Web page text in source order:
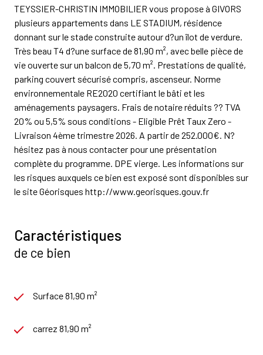
TEYSSIER-CHRISTIN IMMOBILIER vous propose à GIVORS
plusieurs appartements dans LE STADIUM, résidence
donnant sur le stade construite autour d?un îlot de verdure.
Très beau T4 d?une surface de 81,90 m², avec belle pièce de
vie ouverte sur un balcon de 5,70 m². Prestations de qualité,
parking couvert sécurisé compris, ascenseur. Norme
environnementale RE2020 certifiant le bâti et les
aménagements paysagers. Frais de notaire réduits ?? TVA
20% ou 5,5% sous conditions - Eligible Prêt Taux Zero -
Livraison 4ème trimestre 2026. A partir de 252.000€. N?
hésitez pas à nous contacter pour une présentation
complète du programme. DPE vierge. Les informations sur
les risques auxquels ce bien est exposé sont disponibles sur
le site Géorisques http://www.georisques.gouv.fr
Caractéristiques
de ce bien
Surface 81,90 m²
carrez 81,90 m²